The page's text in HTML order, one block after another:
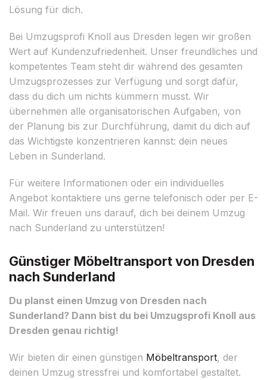
Lösung für dich.
Bei Umzugsprofi Knoll aus Dresden legen wir großen
Wert auf Kundenzufriedenheit. Unser freundliches und
kompetentes Team steht dir während des gesamten
Umzugsprozesses zur Verfügung und sorgt dafür,
dass du dich um nichts kümmern musst. Wir
übernehmen alle organisatorischen Aufgaben, von
der Planung bis zur Durchführung, damit du dich auf
das Wichtigste konzentrieren kannst: dein neues
Leben in Sunderland.
Für weitere Informationen oder ein individuelles
Angebot kontaktiere uns gerne telefonisch oder per E-
Mail. Wir freuen uns darauf, dich bei deinem Umzug
nach Sunderland zu unterstützen!
Günstiger Möbeltransport von Dresden
nach Sunderland
Du planst einen Umzug von Dresden nach
Sunderland? Dann bist du bei Umzugsprofi Knoll aus
Dresden genau richtig!
Wir bieten dir einen günstigen Möbeltransport, der
deinen Umzug stressfrei und komfortabel gestaltet.